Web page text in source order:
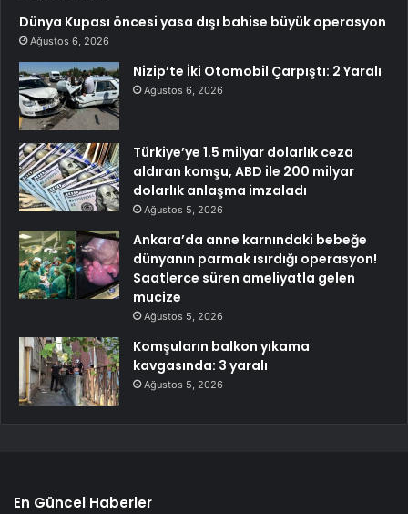
Dünya Kupası öncesi yasa dışı bahise büyük operasyon
Ağustos 6, 2026
Nizip’te İki Otomobil Çarpıştı: 2 Yaralı
Ağustos 6, 2026
Türkiye’ye 1.5 milyar dolarlık ceza
aldıran komşu, ABD ile 200 milyar
dolarlık anlaşma imzaladı
Ağustos 5, 2026
Ankara’da anne karnındaki bebeğe
dünyanın parmak ısırdığı operasyon!
Saatlerce süren ameliyatla gelen
mucize
Ağustos 5, 2026
Komşuların balkon yıkama
kavgasında: 3 yaralı
Ağustos 5, 2026
En Güncel Haberler